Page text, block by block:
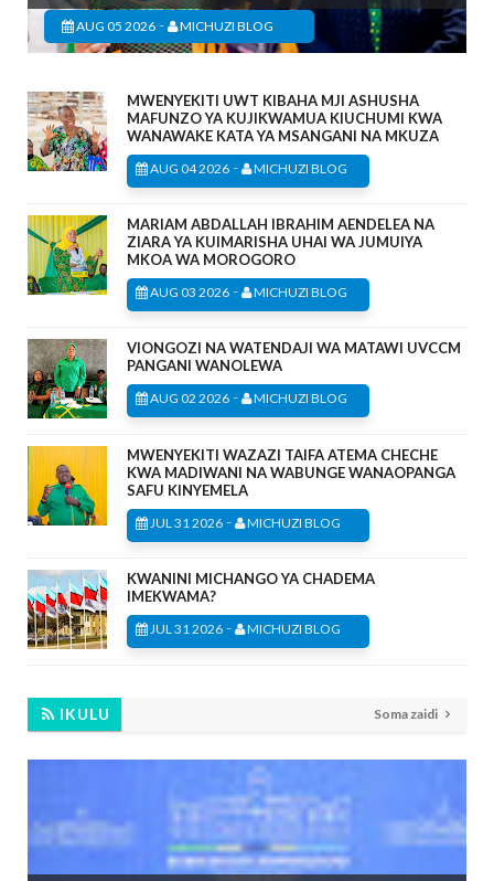
AUG 05 2026 - MICHUZI BLOG
MWENYEKITI UWT KIBAHA MJI ASHUSHA
MAFUNZO YA KUJIKWAMUA KIUCHUMI KWA
WANAWAKE KATA YA MSANGANI NA MKUZA
AUG 04 2026 - MICHUZI BLOG
MARIAM ABDALLAH IBRAHIM AENDELEA NA
ZIARA YA KUIMARISHA UHAI WA JUMUIYA
MKOA WA MOROGORO
AUG 03 2026 - MICHUZI BLOG
VIONGOZI NA WATENDAJI WA MATAWI UVCCM
PANGANI WANOLEWA
AUG 02 2026 - MICHUZI BLOG
MWENYEKITI WAZAZI TAIFA ATEMA CHECHE
KWA MADIWANI NA WABUNGE WANAOPANGA
SAFU KINYEMELA
JUL 31 2026 - MICHUZI BLOG
KWANINI MICHANGO YA CHADEMA
IMEKWAMA?
JUL 31 2026 - MICHUZI BLOG
IKULU Soma zaidi